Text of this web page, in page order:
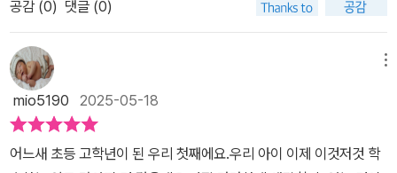
수 있는 마법이죠.이 책은 이런 아이들에게 추천해요!고전 문학? 지
루해서 못 보겠다는 아이흔한남매 광팬이라면 무조건!방학 동안 즐겁
게 책 읽고 싶은 아이고전에 대한 친근함을 키워주고 싶은 부모님 마
음까지결론은요?이건 그냥 고전이 아니에요.‘웃으며 읽는 타임머신’!
아이와 함께 시간을 넘어 조상들의 지혜를 만나보는 여행,《흔한남매
이상한 나라의 고전 읽기 7권》에서 꼭 한번 떠나보세요.읽고 나면 아
이가 먼저 말할 거예요.“다음 권 언제 나와? 나 또 읽고 싶어!”#흔한
다. ✔️ 또 하나 좋았던 점은 각 장마다 수록된 독서 일기. 흔한남매가
쓴 독서 일기 형식으로 고전 내용을 정리하고, 생각을 적는 코너인데
요. 아이가 자연스럽게 내용을 복습하고 정리하는 데 큰 도움이 됐어
요. ‘고전이 어렵다’는 편견을 없애고, 가볍게 읽으면서도 생각할 거리
를 던져주는 구성이 참 알차더라고요. ✔️ 무엇보다 중요한 건, 이 책
있어요. 고전이라는 말만 들어도 어렵고 재미없을 것 같다는 생각이
들 수 있지만, 이 책은 흔한남매가 등장해 아이들의 눈높이에 맞게 쉽
고 재미있게 이야기를 들려주기 때문에 부담 없이 읽을 수 있어요. ​<
흔한남매 이상한 나라의 고전 읽기 7>을 읽으면서 ‘고전도 이렇게 재
미있을 수 있구나’ 하는 생각이 들었는데요. ​흔한남매가 주고받는 유
쾌한 대화 덕분에 이야기가 훨씬 생생하게 느껴졌고, 등장인물들의
마음과 이야기 속 상황도 쉽게 이해할 수 있었어요.​특히 심청전은 너
공감 (0) 댓글 (0)
mio5190 2025-05-18
어느새 초등 고학년이 된 우리 첫째에요.우리 아이 이제 이것저것 학